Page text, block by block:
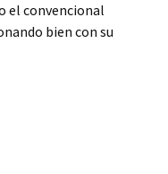
el convencional
bien con su